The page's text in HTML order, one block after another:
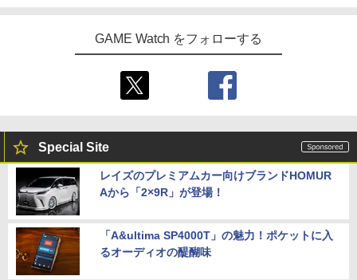
GAME Watch をフォローする
Special Site
レイズのプレミアムカー向けブランドHOMUR
Aから「2×9R」が登場！
「A&ultima SP4000T」の魅力！ポケットに入
るオーディオの醍醐味